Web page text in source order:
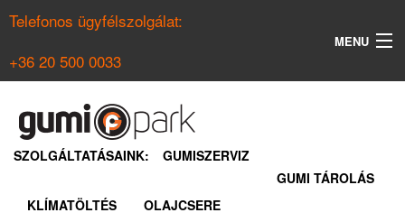
Telefonos ügyfélszolgálat:
+36 20 500 0033
MENU
NYÁRI GUMI KERESŐ
SZOLGÁLTATÁSAINK:
GUMISZERVIZ
GUMI TÁROLÁS
KLÍMATÖLTÉS
OLAJCSERE